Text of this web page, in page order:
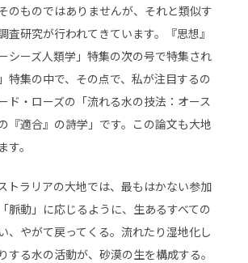
のものではありませんが、それと類似す
査研究が行われてきています。『思想』
シーズ人類学」特集の次の号で特集され
特集の中で、その点で、私が注目するの
ド・ローズの「流れる水の技法：オース
『適合』の詩学」です。この論文も大地
。
トラリアの大地では、最もはかない参加
脈動」に応じるように、生あるすべての
、やがて戻ってくる。流れたり湿地化し
する水の活動が、砂漠の生を構成する。